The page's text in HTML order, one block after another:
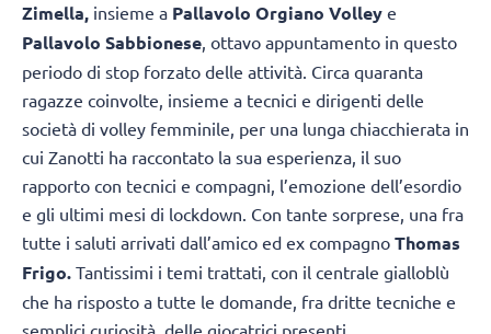
Zimella, insieme a Pallavolo Orgiano Volley e
Pallavolo Sabbionese, ottavo appuntamento in questo
periodo di stop forzato delle attività. Circa quaranta
ragazze coinvolte, insieme a tecnici e dirigenti delle
società di volley femminile, per una lunga chiacchierata in
cui Zanotti ha raccontato la sua esperienza, il suo
rapporto con tecnici e compagni, l’emozione dell’esordio
e gli ultimi mesi di lockdown. Con tante sorprese, una fra
tutte i saluti arrivati dall’amico ed ex compagno Thomas
Frigo. Tantissimi i temi trattati, con il centrale gialloblù
che ha risposto a tutte le domande, fra dritte tecniche e